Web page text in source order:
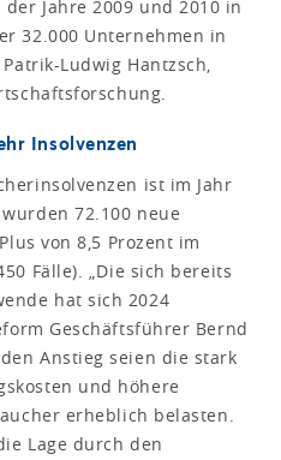
Jahre 2009 und 2010 in
32.000 Unternehmen in
Ludwig Hantzsch,
Insolvenzen
ist im Jahr
72.100 neue
von 8,5 Prozent im
Fälle). „Die sich bereits
hat sich 2024
Geschäftsführer Bernd
Anstieg seien die stark
und höhere
erheblich belasten.
Lage durch den